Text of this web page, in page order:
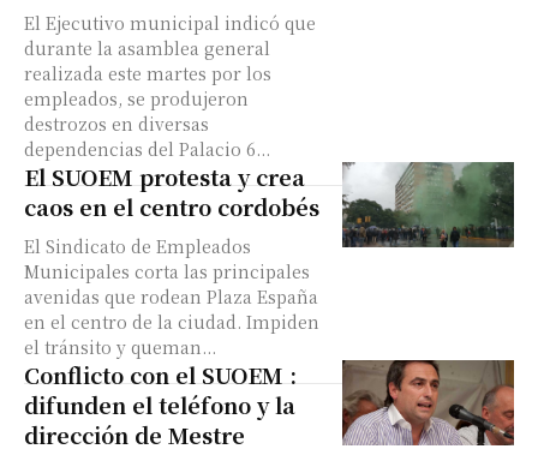
El Ejecutivo municipal indicó que
durante la asamblea general
realizada este martes por los
empleados, se produjeron
destrozos en diversas
dependencias del Palacio 6...
El SUOEM protesta y crea
caos en el centro cordobés
El Sindicato de Empleados
Municipales corta las principales
avenidas que rodean Plaza España
en el centro de la ciudad. Impiden
el tránsito y queman...
Conflicto con el SUOEM :
difunden el teléfono y la
dirección de Mestre